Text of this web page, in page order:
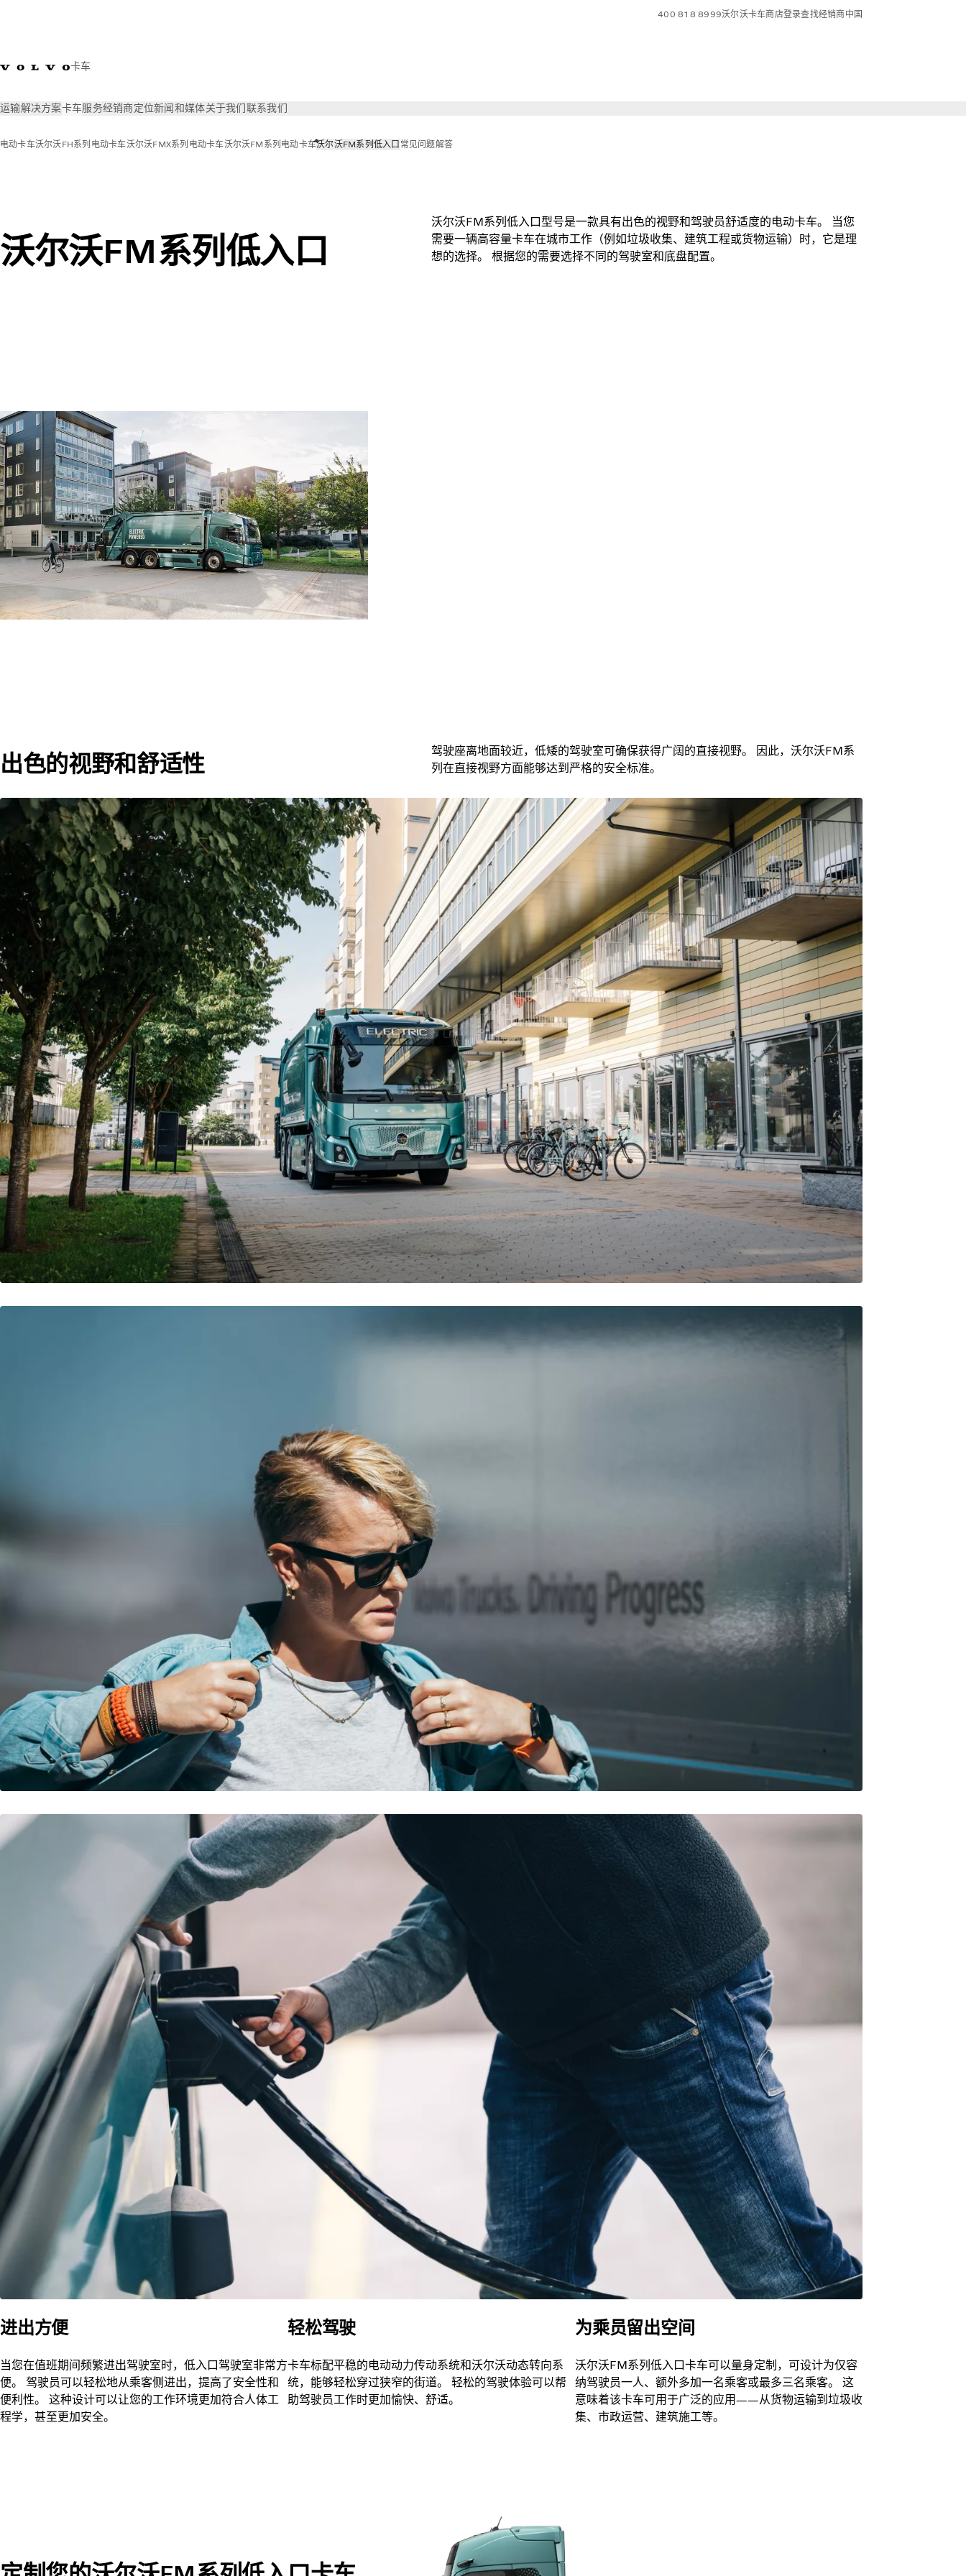
卡车
400 818 8999沃尔沃卡车商店登录查找经销商 中国
运输解决方案卡车服务经销商定位新闻和媒体关于我们联系我们
电动卡车沃尔沃FH系列电动卡车沃尔沃FMX系列电动卡车沃尔沃FM系列电动卡车沃尔沃FM系列低入口 常见问题解答
沃尔沃FM系列低入口
沃尔沃FM系列低入口型号是一款具有出色的视野和驾驶员舒适度的电动卡车。 当您
需要一辆高容量卡车在城市工作（例如垃圾收集、建筑工程或货物运输）时，它是理
想的选择。 根据您的需要选择不同的驾驶室和底盘配置。
出色的视野和舒适性
驾驶座离地面较近，低矮的驾驶室可确保获得广阔的直接视野。 因此，沃尔沃FM系
列在直接视野方面能够达到严格的安全标准。
进出方便
当您在值班期间频繁进出驾驶室时，低入口驾驶室非常方
便。 驾驶员可以轻松地从乘客侧进出，提高了安全性和
便利性。 这种设计可以让您的工作环境更加符合人体工
程学，甚至更加安全。
轻松驾驶
卡车标配平稳的电动动力传动系统和沃尔沃动态转向系
统，能够轻松穿过狭窄的街道。 轻松的驾驶体验可以帮
助驾驶员工作时更加愉快、舒适。
为乘员留出空间
沃尔沃FM系列低入口卡车可以量身定制，可设计为仅容
纳驾驶员一人、额外多加一名乘客或最多三名乘客。 这
意味着该卡车可用于广泛的应用——从货物运输到垃圾收
集、市政运营、建筑施工等。